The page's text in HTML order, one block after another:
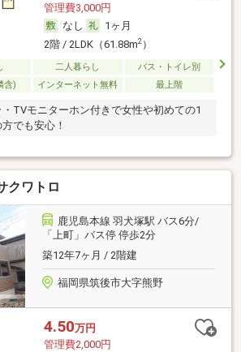
管理費3,000円
なし
1ヶ月
2階 / 2LDK（61.88m2）
二人暮らし
バス・トイレ別
含)
インターネット無料 最上階
TVモニターホン付きで女性や初めての1
でも安心！
クワトロ
鹿児島本線 羽犬塚駅 バス6分/
「上町」バス停 停歩2分
築12年7ヶ月 / 2階建
福岡県筑後市大字熊野
4.50万円
管理費2,000円